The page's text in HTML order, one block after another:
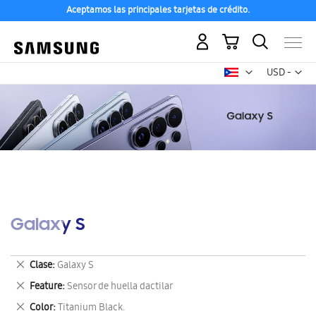
Aceptamos las principales tarjetas de crédito.
USD -
dólar
Mi carrito
Galaxy S
Clase Galaxy S
Eliminar
este
artículo
Feature Sensor de huella dactilar
Eliminar
este
Color Titanium Black.
Eliminar